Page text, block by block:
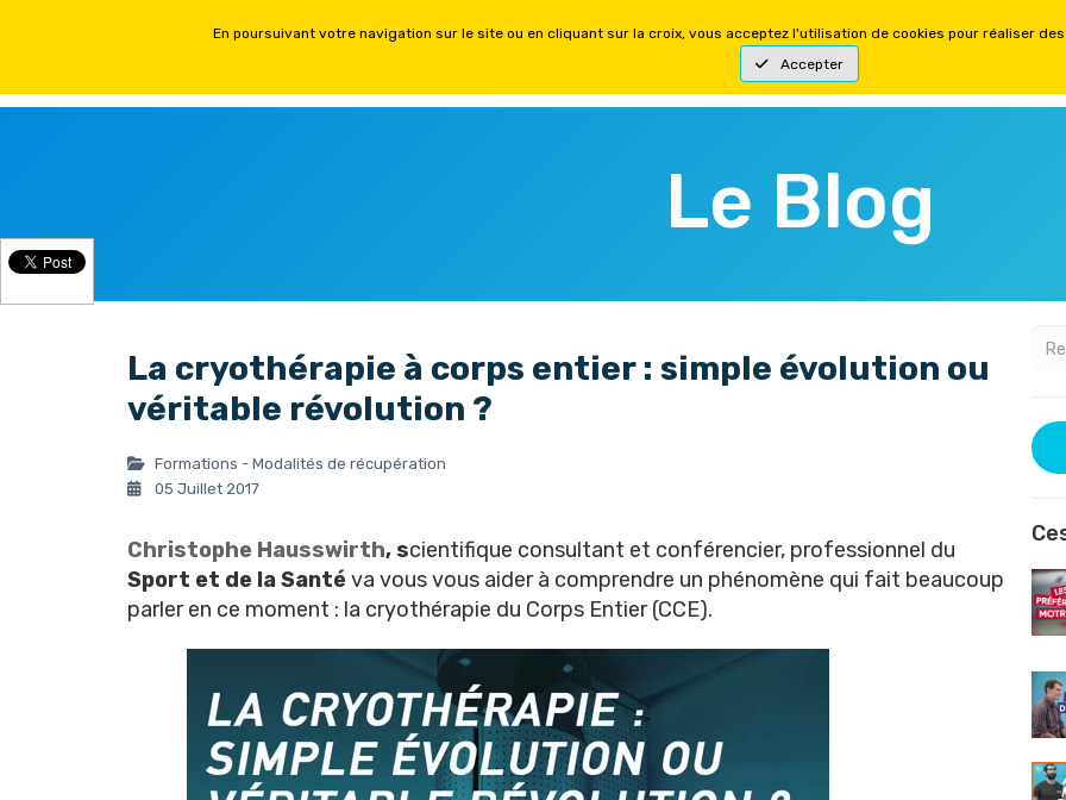
FORMATIONS PHYSIQUES FORMATIONS MENTALES OFFRES
Le Blog
La cryothérapie à corps entier : simple évolution ou
véritable révolution ?
Formations - Modalités de récupération
05 Juillet 2017
Christophe Hausswirth, scientifique consultant et conférencier, professionnel du
Sport et de la Santé va vous vous aider à comprendre un phénomène qui fait beaucoup
parler en ce moment : la cryothérapie du Corps Entier (CCE).